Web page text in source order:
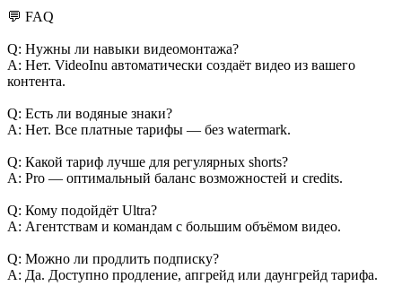
💬 FAQ
Q: Нужны ли навыки видеомонтажа?
A: Нет. VideoInu автоматически создаёт видео из вашего
контента.
Q: Есть ли водяные знаки?
A: Нет. Все платные тарифы — без watermark.
Q: Какой тариф лучше для регулярных shorts?
A: Pro — оптимальный баланс возможностей и credits.
Q: Кому подойдёт Ultra?
A: Агентствам и командам с большим объёмом видео.
Q: Можно ли продлить подписку?
A: Да. Доступно продление, апгрейд или даунгрейд тарифа.